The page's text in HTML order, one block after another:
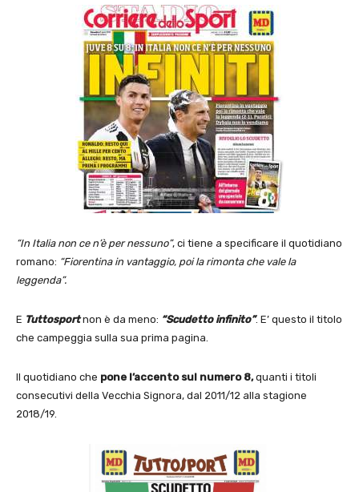
“In Italia non ce n’è per nessuno”, ci tiene a specificare il quotidiano
romano: “Fiorentina in vantaggio, poi la rimonta che vale la
leggenda”.
E Tuttosport non è da meno: “Scudetto infinito”. E’ questo il titolo
che campeggia sulla sua prima pagina.
Il quotidiano che pone l’accento sul numero 8,quanti i titoli
consecutivi della Vecchia Signora, dal 2011/12 alla stagione
2018/19.